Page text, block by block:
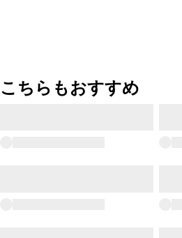
こちらもおすすめ